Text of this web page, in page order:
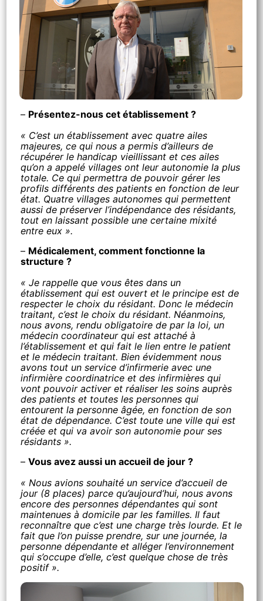
– Présentez-nous cet établissement ?
« C’est un établissement avec quatre ailes
majeures, ce qui nous a permis d’ailleurs de
récupérer le handicap vieillissant et ces ailes
qu’on a appelé villages ont leur autonomie la plus
totale. Ce qui permettra de pouvoir gérer les
profils différents des patients en fonction de leur
état. Quatre villages autonomes qui permettent
aussi de préserver l’indépendance des résidants,
tout en laissant possible une certaine mixité
entre eux ».
– Médicalement, comment fonctionne la
structure ?
« Je rappelle que vous êtes dans un
établissement qui est ouvert et le principe est de
respecter le choix du résidant. Donc le médecin
traitant, c’est le choix du résidant. Néanmoins,
nous avons, rendu obligatoire de par la loi, un
médecin coordinateur qui est attaché à
l’établissement et qui fait le lien entre le patient
et le médecin traitant. Bien évidemment nous
avons tout un service d’infirmerie avec une
infirmière coordinatrice et des infirmières qui
vont pouvoir activer et réaliser les soins auprès
des patients et toutes les personnes qui
entourent la personne âgée, en fonction de son
état de dépendance. C’est toute une ville qui est
créée et qui va avoir son autonomie pour ses
résidants ».
–Vous avez aussi un accueil de jour ?
« Nous avions souhaité un service d’accueil de
jour (8 places) parce qu’aujourd’hui, nous avons
encore des personnes dépendantes qui sont
maintenues à domicile par les familles. Il faut
reconnaître que c’est une charge très lourde. Et le
fait que l’on puisse prendre, sur une journée, la
personne dépendante et alléger l’environnement
qui s’occupe d’elle, c’est quelque chose de très
positif ».